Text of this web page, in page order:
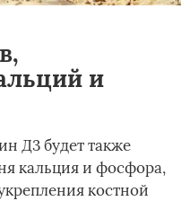
и
Д3 будет также
кальция и фосфора,
костной